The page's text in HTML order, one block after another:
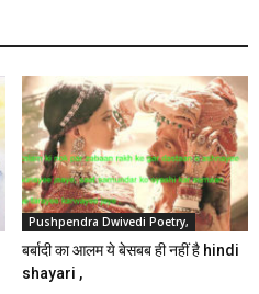
Pushpendra Dwivedi Poetry,
बर्बादी का आलम ये बेसबब ही नहीं है hindi
shayari ,